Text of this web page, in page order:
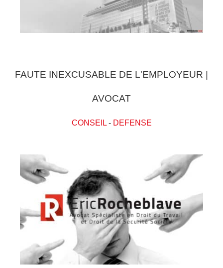
FAUTE INEXCUSABLE DE L'EMPLOYEUR |
AVOCAT
CONSEIL- DEFENSE